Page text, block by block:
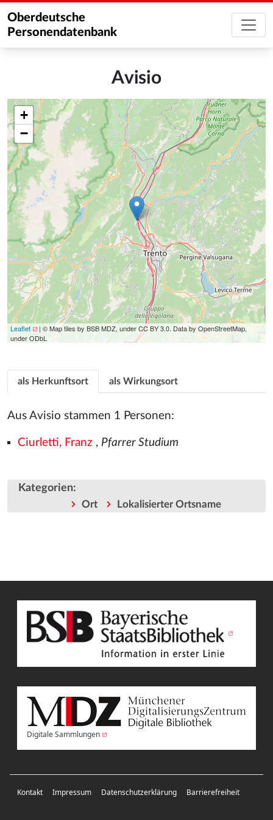
Oberdeutsche
Personendatenbank
Avisio
+
−
Leaflet
| © Map tiles by BSB MDZ, under CC BY 3.0. Data by OpenStreetMap,
under ODbL
als Herkunftsort als Wirkungsort
Aus Avisio stammen 1 Personen:
Ciurletti, Franz , Pfarrer Studium
Kategorien:
Ort Lokalisierter Ortsname
Digitale Sammlungen
Kontakt Impressum Datenschutzerklärung Barrierefreiheit